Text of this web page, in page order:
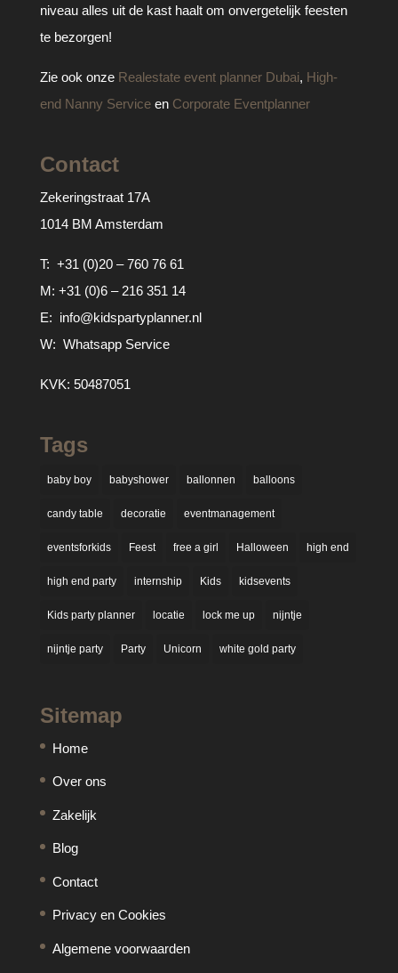
niveau alles uit de kast haalt om onvergetelijk feesten
te bezorgen!
Zie ook onze Realestate event planner Dubai, High-
end Nanny Serviceen Corporate Eventplanner
Contact
Zekeringstraat 17A
1014 BM Amsterdam
T: +31 (0)20 – 760 76 61
M: +31 (0)6 – 216 351 14
E: info@kidspartyplanner.nl
W: Whatsapp Service
KVK: 50487051
Tags
baby boy babyshower ballonnen balloons
candy table decoratie eventmanagement
eventsforkids Feest free a girl Halloween high end
high end party internship Kids kidsevents
Kids party planner locatie lock me up nijntje
nijntje party Party Unicorn white gold party
Sitemap
Home
Over ons
Zakelijk
Blog
Contact
Privacy en Cookies
Algemene voorwaarden